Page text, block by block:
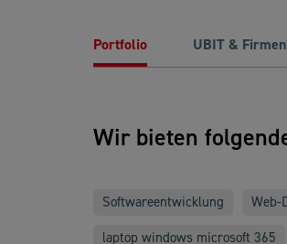
Portfolio UBIT &
Wir bieten
Softwareentwicklung Web-
laptop windows microsoft 365